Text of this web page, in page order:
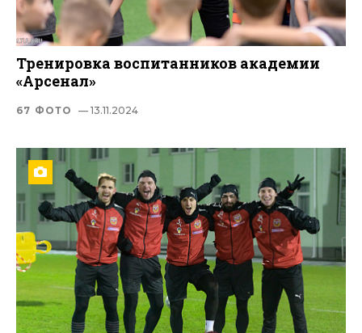
Тренировка воспитанников академии
«Арсенал»
67 ФОТО — 13.11.2024